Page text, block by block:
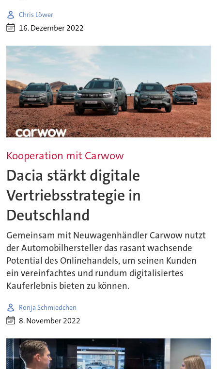
Chris Löwer
16. Dezember 2022
Kooperation mit Carwow
Dacia stärkt digitale
Vertriebsstrategie in
Deutschland
Gemeinsam mit Neuwagenhändler Carwow nutzt
der Automobilhersteller das rasant wachsende
Potential des Onlinehandels, um seinen Kunden
ein vereinfachtes und rundum digitalisiertes
Kauferlebnis bieten zu können.
Ronja Schmiedchen
8. November 2022